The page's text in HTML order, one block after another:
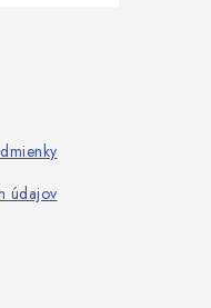
údajov